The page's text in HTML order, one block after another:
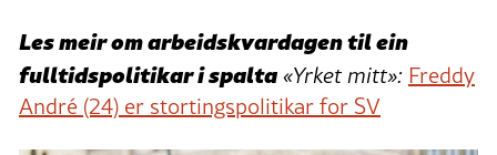
Les meir om arbeidskvardagen til ein
fulltidspolitikar i spalta«Yrket mitt»: Freddy
André (24) er stortingspolitikar for SV